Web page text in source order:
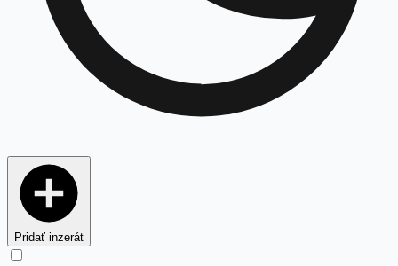
Pridať inzerát